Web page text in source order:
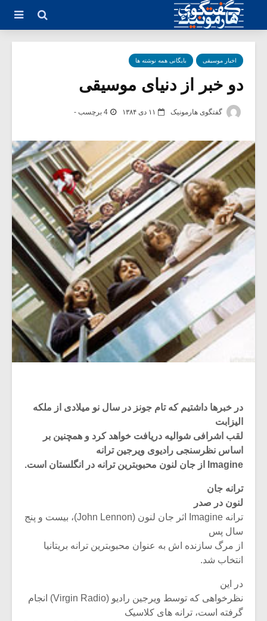
اخبار موسیقی بایگانی همه نوشته ها
دو خبر از دنیای موسیقی
گفتگوی هارمونیک ۱۱ دی ۱۳۸۴ 4 برچسب -
در خبرها داشتیم که تام جونز در سال نو میلادی از ملکه
الیزابت
لقب اشرافی شوالیه دریافت خواهد کرد و همچنین بر
اساس نظرسنجی رادیوی ویرجین ترانه
Imagine از جان لنون محبوبترین ترانه در انگلستان است.
ترانه جان
لنون در صدر
ترانه Imagine اثر جان لنون (John Lennon)، بیست و پنج
سال پس
از مرگ سازنده اش به عنوان محبوبترین ترانه بریتانیا
انتخاب شد.
در این
نظرخواهی که توسط ویرجین رادیو (Virgin Radio) انجام
گرفته است، ترانه های کلاسیک